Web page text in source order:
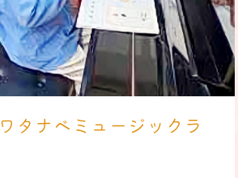
ワタナベミュージックラ